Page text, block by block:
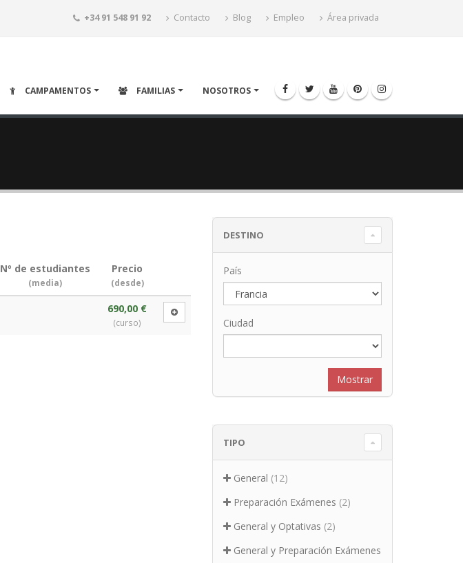
+34 91 548 91 92 Contacto Blog Empleo Área privada
CAMPAMENTOS FAMILIAS NOSOTROS
Nº de estudiantes
(media)
Precio
(desde)
690,00 €
(curso)
DESTINO
País
Ciudad
TIPO
General (12)
Preparación Exámenes (2)
General y Optativas (2)
General y Preparación Exámenes